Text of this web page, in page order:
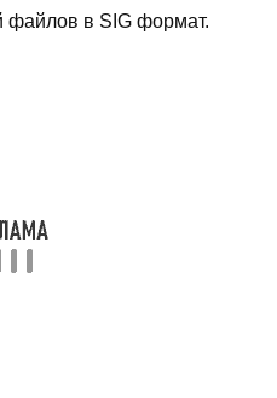
файлов в SIG формат.